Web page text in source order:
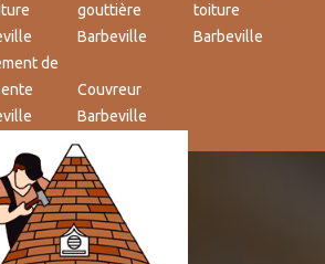
gouttière
Barbeville
toiture
Barbeville
de
Couvreur
Barbeville